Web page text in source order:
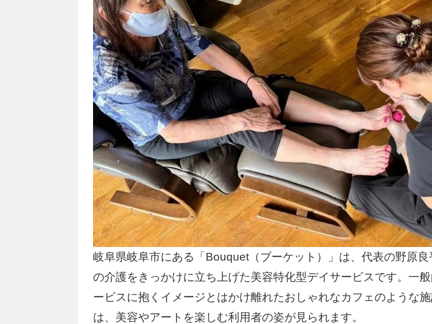
岐阜県岐阜市にある「Bouquet（ブーケット）」は、代表の野原
の介護をきっかけに立ち上げた美容特化型デイサービスです。一
ービスに抱くイメージとはかけ離れたおしゃれなカフェのような
は、美容やアートを楽しむ利用者の姿が見られます。